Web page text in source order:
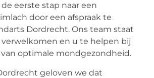
eerste stap naar een
door een afspraak te
Dordrecht. Ons team staat
verwelkomen en u te helpen bij
optimale mondgezondheid.
geloven we dat